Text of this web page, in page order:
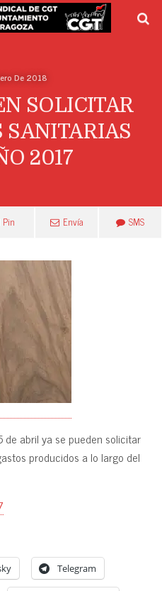
De 2018
SOLICITAR
SANITARIAS
2017
Pin Envía SMS
abril ya se pueden solicitar
producidos a lo largo del
Telegram